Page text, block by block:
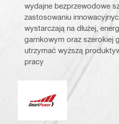
wydajne bezprzewodowe
zastosowaniu
wystarczają na dłużej,
garnkowym oraz szerokiej
utrzymać wyższą
pracy
Smart Power